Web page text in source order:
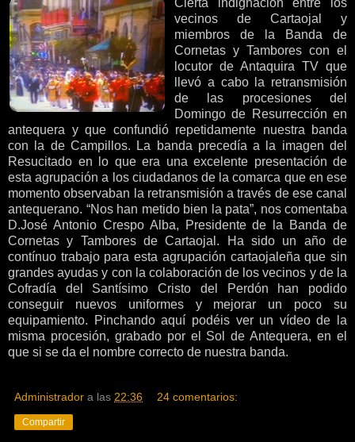
vecinos de Cartaojal y
miembros de la Banda de
Cornetas y Tambores con el
locutor de Antaquira TV que
llevó a cabo la retransmisión
de las procesiones del
Domingo de Resurrección en
antequera y que confundió repetidamente nuestra banda
con la de Campillos. La banda precedía a la imagen del
Resucitado en lo que era una excelente presentación de
esta agrupación a los ciudadanos de la comarca que en ese
momento observaban la retransmisión a través de ese canal
antequerano. “Nos han metido bien la pata”, nos comentaba
D.José Antonio Crespo Alba, Presidente de la Banda de
Cornetas y Tambores de Cartaojal. Ha sido un año de
contínuo trabajo para esta agrupación cartaojaleña que sin
grandes ayudas y con la colaboración de los vecinos y de la
Cofradía del Santísimo Cristo del Perdón han podido
conseguir nuevos uniformes y mejorar un poco su
equipamiento. Pinchando aquí podéis ver un vídeo de la
misma procesión, grabado por el Sol de Antequera, en el
que si se da el nombre correcto de nuestra banda.
Administrador a las 22:36 24 comentarios:
Compartir